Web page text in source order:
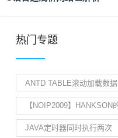
热门专题
ANTD TABLE滚动加载数据
【NOIP2009】HANKSON
JAVA定时器同时执行两次